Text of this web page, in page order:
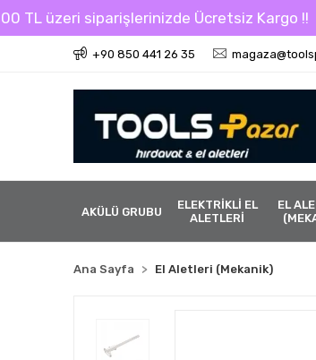
üzeri siparişlerinizde Ücretsiz Kargo !!
+90 850 441 26 35
AKÜLÜ GRUBU
ELEKTRİKLİ EL
ALETLERİ
EL
Ana Sayfa El Aletleri (Mekanik)